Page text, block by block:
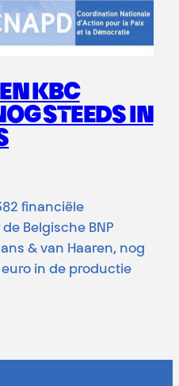
KBC
STEEDS IN
financiële
Belgische BNP
& van Haaren, nog
in de productie